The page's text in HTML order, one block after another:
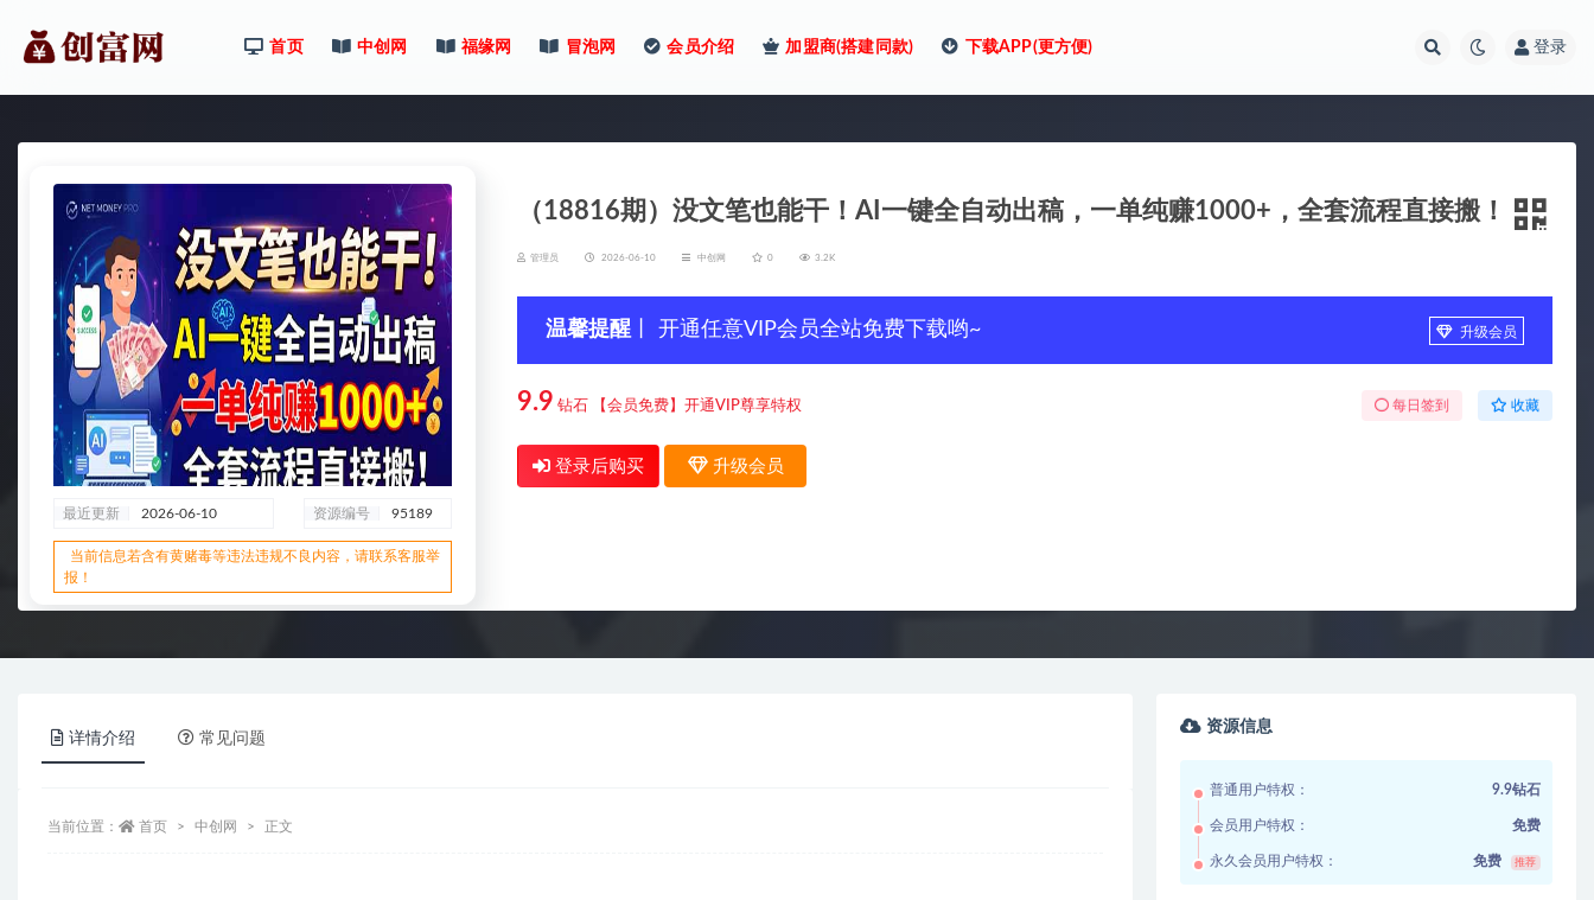
首页 中创网 福缘网 冒泡网 会员介绍 加盟商(搭建同款) 下载APP(更方便) 登录
最近更新 2026-06-10 资源编号 95189
当前信息若含有黄赌毒等违法违规不良内容，请联系客服举
报！
（18816期）没文笔也能干！AI一键全自动出稿，一单纯赚1000+，全套流程直接搬！
管理员 2026-06-10 中创网 0 3.2K
温馨提醒 丨 开通任意VIP会员全站免费下载哟~ 升级会员
9.9 钻石 【会员免费】开通VIP尊享特权 每日签到 收藏
登录后购买 升级会员
详情介绍 常见问题
当前位置： 首页 中创网 正文
资源信息
普通用户特权： 9.9钻石
会员用户特权： 免费
永久会员用户特权： 免费 推荐